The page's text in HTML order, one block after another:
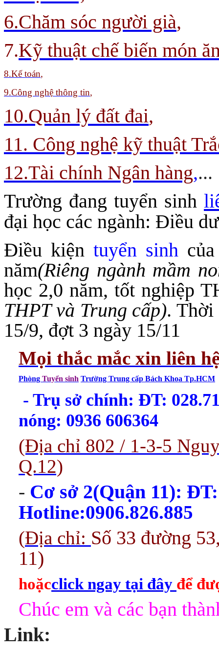
6.Chăm sóc người già,
7.Kỹ thuật chế biến món
8.Kế toán,
9.Công nghệ thông tin,
10.Quản lý đất đai,
11. Công nghệ kỹ thuật
12.Tài chính Ngân hàng,...
Trường đang tuyển sinh
đại học các ngành: Điều
Điều kiện tuyển sinh
năm(Riêng ngành mầm
học 2,0 năm, tốt nghiệp
THPT và Trung cấp). Thời
15/9, đợt 3 ngày 15/11
Mọi thắc mắc xin liên
Phòng Tuyển sinh Trường Trung cấp Bách Khoa Tp.HCM
- Trụ sở chính: ĐT:
nóng: 0936 606364
(Địa chỉ 802 / 1-3-5
Q.12)
- Cơ sở 2(Quận 11): ĐT:
Hotline:0906.826.885
(Địa chỉ: Số 33 đường
11)
hoặcclick ngay tại đây để
Chúc em và các bạn
Link: